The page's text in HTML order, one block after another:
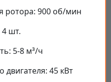
ротора: 900 об/мин
шт.
5-8 м³/ч
45 кВт